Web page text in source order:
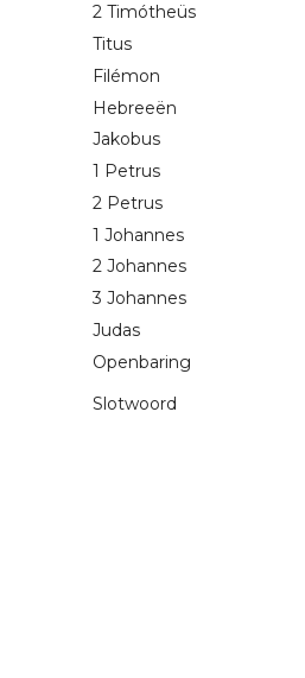
2 Timótheüs
Titus
Filémon
Hebreeën
Jakobus
1 Petrus
2 Petrus
1 Johannes
2 Johannes
3 Johannes
Judas
Openbaring
Slotwoord